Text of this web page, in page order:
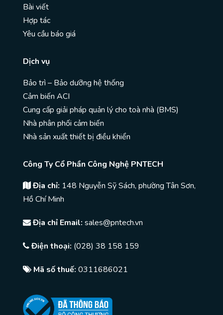
Bài viết
Hợp tác
Yêu cầu báo giá
Dịch vụ
Bảo trì – Bảo dưỡng hệ thống
Cảm biến ACI
Cung cấp giải pháp quản lý cho toà nhà (BMS)
Nhà phân phối cảm biến
Nhà sản xuất thiết bị điều khiển
Công Ty Cổ Phần Công Nghệ PNTECH
Địa chỉ: 148 Nguyễn Sỹ Sách, phường Tân Sơn,
Hồ Chí Minh
Địa chỉ Email: sales@pntech.vn
Điện thoại: (028) 38 158 159
Mã số thuế: 0311686021